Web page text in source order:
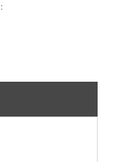
: